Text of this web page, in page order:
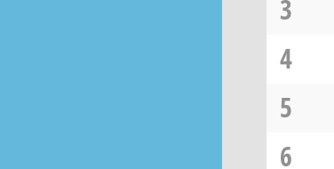
3
4
5
6